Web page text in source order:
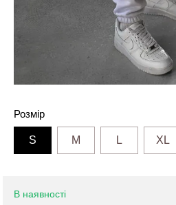
Розмір
S M L XL
В наявності